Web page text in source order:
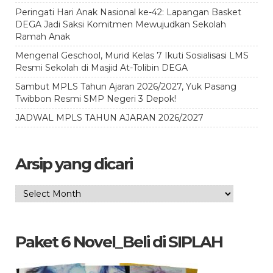
Peringati Hari Anak Nasional ke-42: Lapangan Basket
DEGA Jadi Saksi Komitmen Mewujudkan Sekolah
Ramah Anak
Mengenal Geschool, Murid Kelas 7 Ikuti Sosialisasi LMS
Resmi Sekolah di Masjid At-Tolibin DEGA
Sambut MPLS Tahun Ajaran 2026/2027, Yuk Pasang
Twibbon Resmi SMP Negeri 3 Depok!
JADWAL MPLS TAHUN AJARAN 2026/2027
Arsip yang dicari
Arsip
Paket 6 Novel_Beli di SIPLAH